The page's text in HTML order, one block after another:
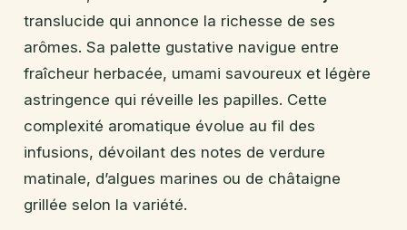
translucide qui annonce la richesse de ses
arômes. Sa palette gustative navigue entre
fraîcheur herbacée, umami savoureux et légère
astringence qui réveille les papilles. Cette
complexité aromatique évolue au fil des
infusions, dévoilant des notes de verdure
matinale, d’algues marines ou de châtaigne
grillée selon la variété.